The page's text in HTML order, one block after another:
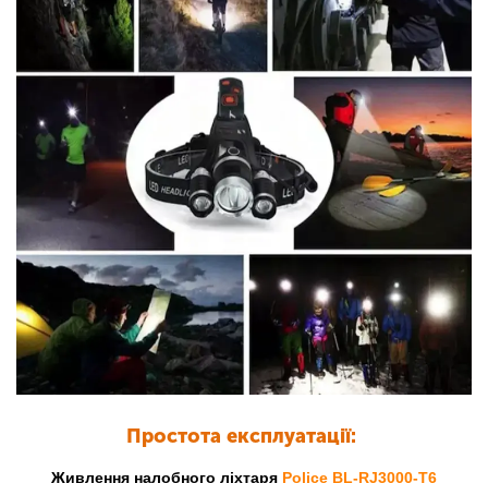
Простота експлуатації:
Живлення налобного ліхтаря Police BL-RJ3000-T6